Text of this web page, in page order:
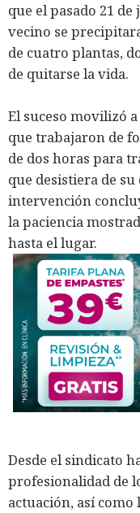
que el pasado 21
vecino se
de cuatro plantas,
de quitarse la vida.
El suceso movilizó
que trabajaron de
de dos horas para
que desistiera de
intervención
la paciencia
hasta el lugar.
Desde el sindicato
profesionalidad de
actuación, así